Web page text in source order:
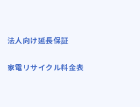
法人向け延長保証
家電リサイクル料金表